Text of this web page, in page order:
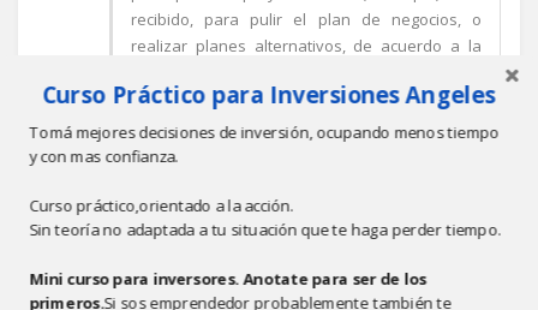
recibido, para pulir el plan de negocios, o
realizar planes alternativos, de acuerdo a la
del dinero que consigamos en cada etapa).
Lo que reitero es que he visto excelentes
presentaciones de planes de negocios, sobre
reiteradas, lo que es peor.
Abrazo
Responder
Curso Práctico para Inversiones Angeles
Tomá mejores decisiones de inversión, ocupando menos tiempo
y con mas confianza.
Curso práctico,orientado a la acción.
Sin teoría no adaptada a tu situación que te haga perder tiempo.
Mini curso para inversores. Anotate para ser de los
primeros.Si sos emprendedor probablemente también te